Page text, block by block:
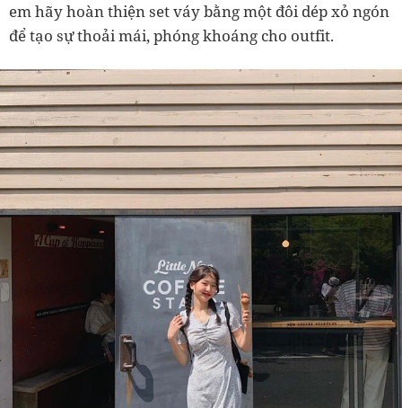
em hãy hoàn thiện set váy bằng một đôi dép xỏ ngón
để tạo sự thoải mái, phóng khoáng cho outfit.